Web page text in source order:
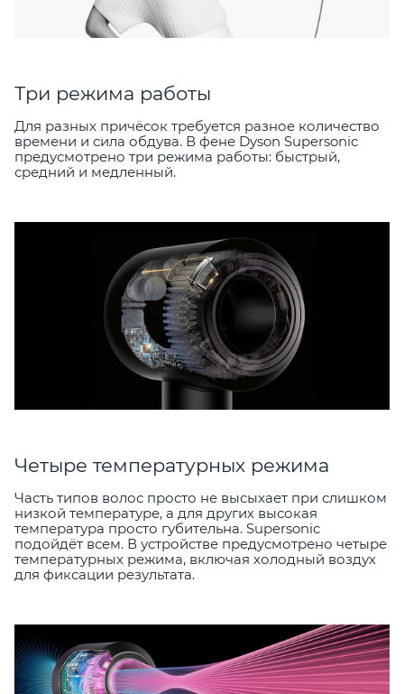
Три режима работы
Для разных причёсок требуется разное количество
времени и сила обдува. В фене Dyson Supersonic
предусмотрено три режима работы: быстрый,
средний и медленный.
Четыре температурных режима
Часть типов волос просто не высыхает при слишком
низкой температуре, а для других высокая
температура просто губительна. Supersonic
подойдёт всем. В устройстве предусмотрено четыре
температурных режима, включая холодный воздух
для фиксации результата.